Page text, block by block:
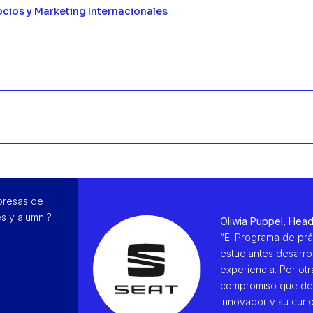
y Marketing Internacionales
de
y alumni?
Oliwia Puppel,
“El Programa de
estudiantes
experiencia. Por
compromiso que
innovador y su